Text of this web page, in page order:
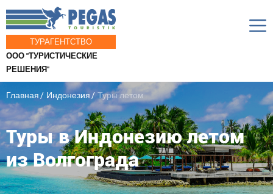
ТУРАГЕНТСТВО
ООО "ТУРИСТИЧЕСКИЕ
РЕШЕНИЯ"
Главная Индонезия Туры летом
Туры в Индонезию летом
из Волгограда